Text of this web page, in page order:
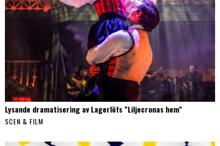
Lysande dramatisering av Lagerlöfs ”Liljecronas hem”
SCEN & FILM